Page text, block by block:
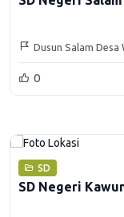
Dusun Salam
0
SD
SD Negeri